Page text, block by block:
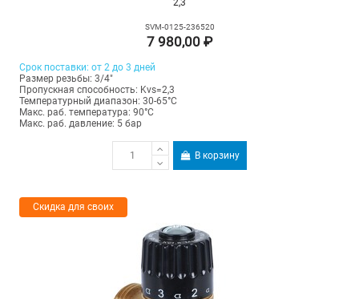
2,3
SVM-0125-236520
7 980,00 ₽
Срок поставки: от 2 до 3 дней
Размер резьбы: 3/4"
Пропускная способность: Kvs=2,3
Температурный диапазон: 30-65°С
Макс. раб. температура: 90°C
Макс. раб. давление: 5 бар
В корзину
Скидка для своих